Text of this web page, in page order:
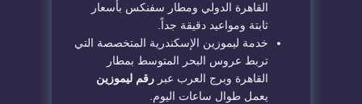
القاهرة الدولي ومطار سفنكس بأسعار
ثابتة ومواعيد دقيقة جداً.
​خدمة ليموزين الإسكندرية المتخصصة التي
تربط عروس البحر المتوسط بمطار
القاهرة وبرج العرب عبر رقم ليموزين
يعمل طوال ساعات اليوم.